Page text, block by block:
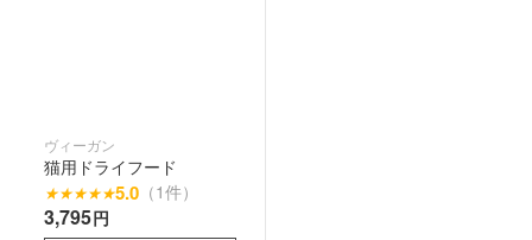
ヴィーガン
猫用ドライフード
★★★★★5.0 （1件）
3,795円